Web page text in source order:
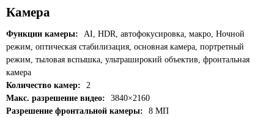
Камера
Функции камеры:
AI, HDR, автофокусировка, макро, Ночной
режим, оптическая стабилизация, основная камера, портретный
режим, тыловая вспышка, ультраширокий объектив, фронтальная
камера
Количество камер:
2
Макс. разрешение видео:
3840×2160
Разрешение фронтальной камеры:
8 МП